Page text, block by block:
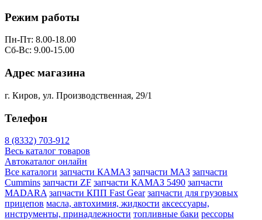
Режим работы
Пн-Пт: 8.00-18.00
Сб-Вс: 9.00-15.00
Адрес магазина
г. Киров, ул. Производственная, 29/1
Телефон
8 (8332) 703-912
Весь каталог товаров
Автокаталог онлайн
Все каталоги запчасти КАМАЗ запчасти МАЗ запчасти
Cummins запчасти ZF запчасти КАМАЗ 5490 запчасти
MADARA запчасти КПП Fast Gear запчасти для грузовых
прицепов масла, автохимия, жидкости аксессуары,
инструменты, принадлежности топливные баки рессоры